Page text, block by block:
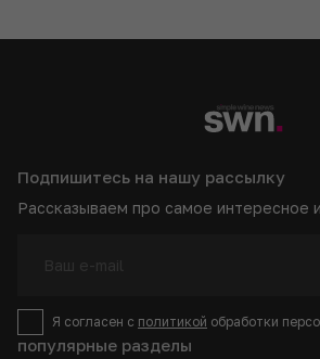
популярные разделы
Подпишитесь на нашу рассылку
Рассказываем про самое интересное
Я согласен с политикой обработки